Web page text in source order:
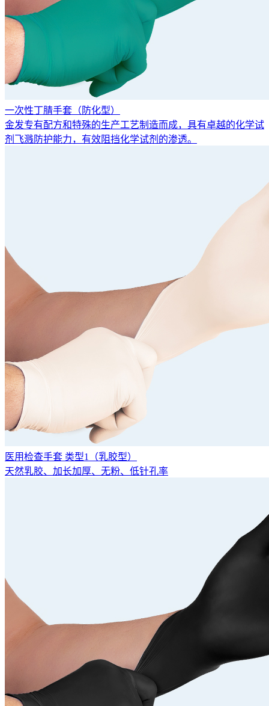
一次性丁腈手套（防化型）
金发专有配方和特殊的生产工艺制造而成，具有卓越的化学试
剂飞溅防护能力，有效阻挡化学试剂的渗透。
医用检查手套 类型1（乳胶型）
天然乳胶、加长加厚、无粉、低针孔率